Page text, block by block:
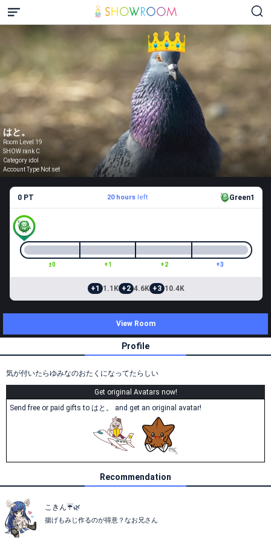
はと。
Room Level 19
SHOW rank C
Category idol
Account Type Not set
0 PT 20 hoursleft Green1
±0 +1 +2 +3
+1 1.1K +2 4.6K +3 10.4K
View Room
Profile
気が付いたらゆみなのおたくになってたらしい
Get original Avatars now!
Send free or paid gifts to はと。 and get an original avatar!
Recommendation
こきん☔🌿
揚げもみじ作るのが得意？なお兄さん